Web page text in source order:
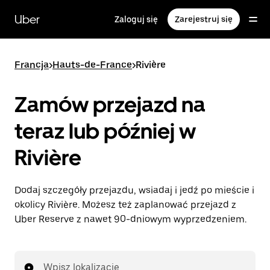
głównej
zawartości
Uber Zaloguj się Zarejestruj się
Francja>Hauts-de-France>Rivière
Zamów przejazd na
teraz lub później w
Rivière
Dodaj szczegóły przejazdu, wsiadaj i jedź po mieście i
okolicy Rivière. Możesz też zaplanować przejazd z
Uber Reserve z nawet 90-dniowym wyprzedzeniem.
Wpisz lokalizację